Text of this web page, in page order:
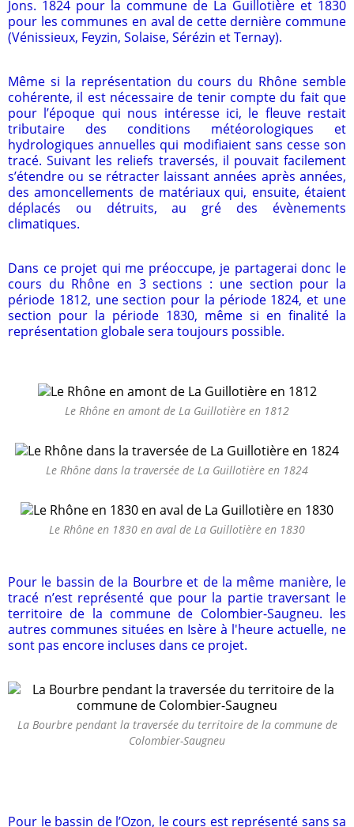
Jons. 1824 pour la commune de La Guillotière et 1830
pour les communes en aval de cette dernière commune
(Vénissieux, Feyzin, Solaise, Sérézin et Ternay).
Même si la représentation du cours du Rhône semble
cohérente, il est nécessaire de tenir compte du fait que
pour l’époque qui nous intéresse ici, le fleuve restait
tributaire des conditions météorologiques et
hydrologiques annuelles qui modifiaient sans cesse son
tracé. Suivant les reliefs traversés, il pouvait facilement
s’étendre ou se rétracter laissant années après années,
des amoncellements de matériaux qui, ensuite, étaient
déplacés ou détruits, au gré des évènements
climatiques.
Dans ce projet qui me préoccupe, je partagerai donc le
cours du Rhône en 3 sections : une section pour la
période 1812, une section pour la période 1824, et une
section pour la période 1830, même si en finalité la
représentation globale sera toujours possible.
Le Rhône en amont de La Guillotière en 1812
Le Rhône dans la traversée de La Guillotière en 1824
Le Rhône en 1830 en aval de La Guillotière en 1830
Pour le bassin de la Bourbre et de la même manière, le
tracé n’est représenté que pour la partie traversant le
territoire de la commune de Colombier-Saugneu. les
autres communes situées en Isère à l'heure actuelle, ne
sont pas encore incluses dans ce projet.
La Bourbre pendant la traversée du territoire de la commune de
Colombier-Saugneu
Pour le bassin de l’Ozon, le cours est représenté sans sa